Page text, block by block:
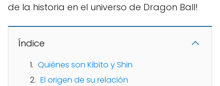
de la historia en el universo de Dragon Ball!
Índice
Quiénes son Kibito y Shin
El origen de su relación